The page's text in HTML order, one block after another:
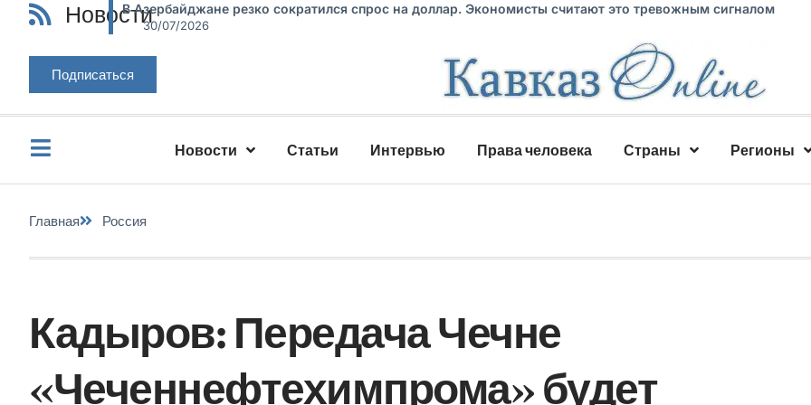
НовостиВ Азербайджане резко сократился спрос на доллар. Экономисты считают это тревожным сигналом
30/07/2026
Подписаться
Новости Статьи Интервью Права человека Страны Регионы
Главная Россия
Кадыров: Передача Чечне
«Чеченнефтехимпрома» будет